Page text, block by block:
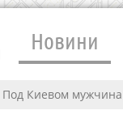
Новини
Под Киевом мужчина